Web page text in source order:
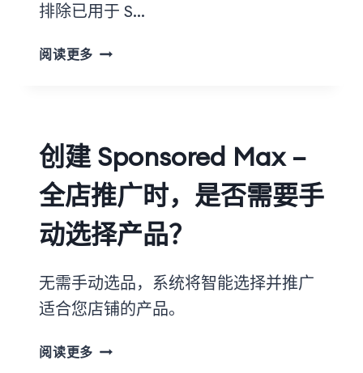
排除已用于 S…
阅读更多
创建 Sponsored Max –
全店推广时，是否需要手
动选择产品？
无需手动选品，系统将智能选择并推广
适合您店铺的产品。
阅读更多